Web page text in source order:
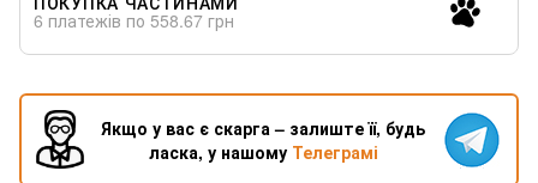
6 платежів по 558.67 грн
Якщо у вас є скарга – залиште її, будь
ласка, у нашому Телеграмі